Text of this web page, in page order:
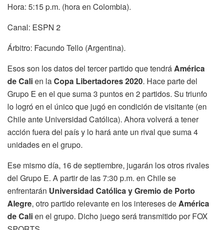
Hora: 5:15 p.m. (hora en Colombia).
Canal: ESPN 2
Árbitro: Facundo Tello (Argentina).
Esos son los datos del tercer partido que tendráAmérica
de Calien laCopa Libertadores 2020. Hace parte del
Grupo E en el que suma 3 puntos en 2 partidos. Su triunfo
lo logró en el único que jugó en condición de visitante (en
Chile ante Universidad Católica). Ahora volverá a tener
acción fuera del país y lo hará ante un rival que suma 4
unidades en el grupo.
Ese mismo día, 16 de septiembre, jugarán los otros rivales
del Grupo E. A partir de las 7:30 p.m. en Chile se
enfrentarán Universidad Católica y Gremio de Porto
Alegre, otro partido relevante en los intereses deAmérica
de Calien el grupo. Dicho juego será transmitido por FOX